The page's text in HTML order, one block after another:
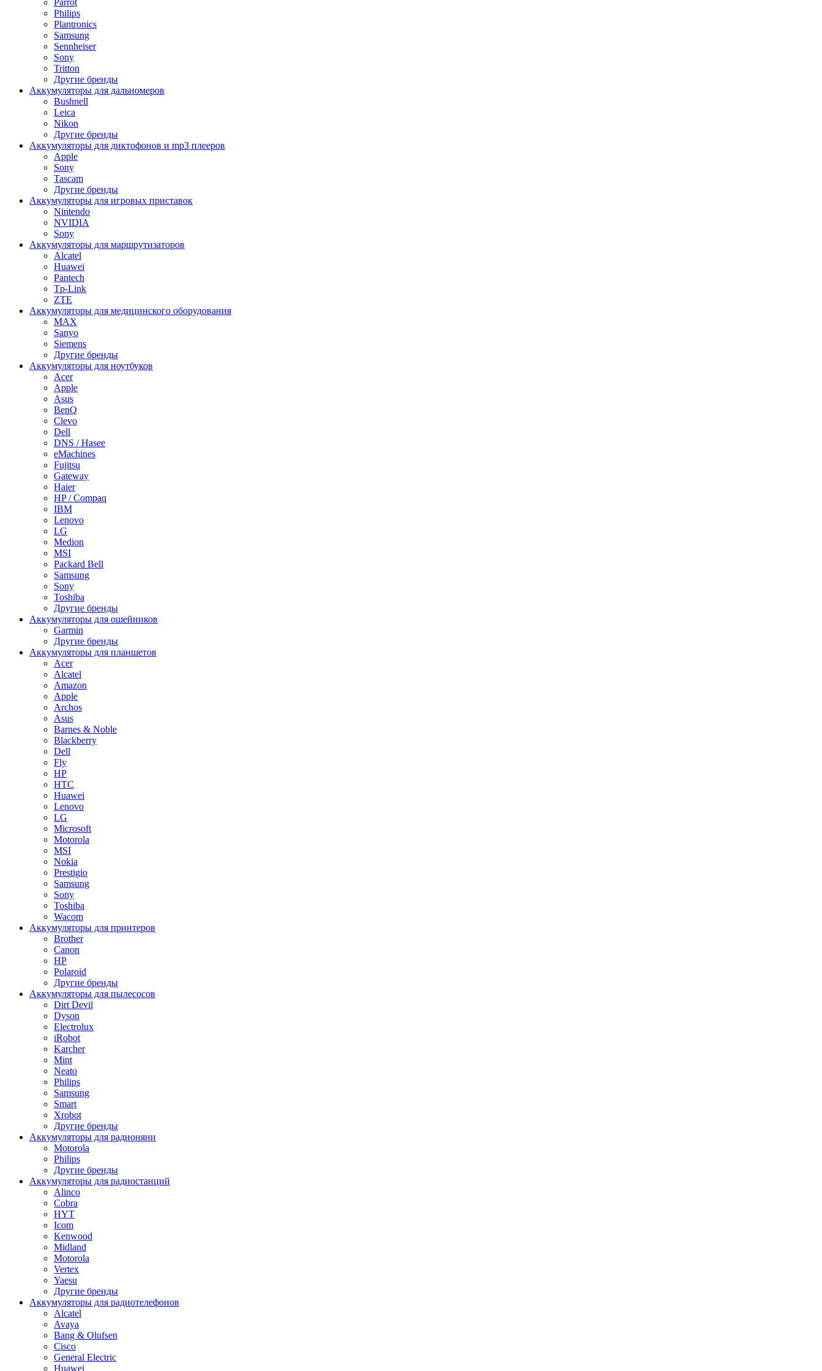
Philips
Plantronics
Samsung
Sennheiser
Sony
Tritton
Другие бренды
Аккумуляторы для дальномеров
Bushnell
Leica
Nikon
Другие бренды
Аккумуляторы для диктофонов и mp3 плееров
Apple
Sony
Tascam
Другие бренды
Аккумуляторы для игровых приставок
Nintendo
NVIDIA
Sony
Аккумуляторы для маршрутизаторов
Alcatel
Huawei
Pantech
Tp-Link
ZTE
Аккумуляторы для медицинского оборудования
MAX
Sanyo
Siemens
Другие бренды
Аккумуляторы для ноутбуков
Acer
Apple
Asus
BenQ
Clevo
Dell
DNS / Hasee
eMachines
Fujitsu
Gateway
Haier
HP / Compaq
IBM
Lenovo
LG
Medion
MSI
Packard Bell
Samsung
Sony
Toshiba
Другие бренды
Аккумуляторы для ошейников
Garmin
Другие бренды
Аккумуляторы для планшетов
Acer
Alcatel
Amazon
Apple
Archos
Asus
Barnes & Noble
Blackberry
Dell
Fly
HP
HTC
Huawei
Lenovo
LG
Microsoft
Motorola
MSI
Nokia
Prestigio
Samsung
Sony
Toshiba
Wacom
Аккумуляторы для принтеров
Brother
Canon
HP
Polaroid
Другие бренды
Аккумуляторы для пылесосов
Dirt Devil
Dyson
Electrolux
iRobot
Karcher
Mint
Neato
Philips
Samsung
Smart
Xrobot
Другие бренды
Аккумуляторы для радионяни
Motorola
Philips
Другие бренды
Аккумуляторы для радиостанций
Alinco
Cobra
HYT
Icom
Kenwood
Midland
Motorola
Vertex
Yaesu
Другие бренды
Аккумуляторы для радиотелефонов
Alcatel
Avaya
Bang & Olufsen
Cisco
General Electric
Huawei